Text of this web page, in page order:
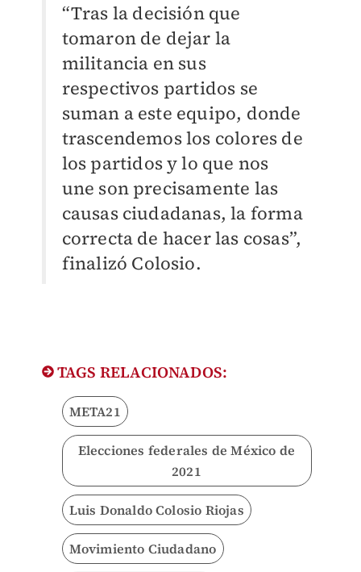
“Tras la decisión que
tomaron de dejar la
militancia en sus
respectivos partidos se
suman a este equipo, donde
trascendemos los colores de
los partidos y lo que nos
une son precisamente las
causas ciudadanas, la forma
correcta de hacer las cosas”,
finalizó Colosio.
TAGS RELACIONADOS:
META21
Elecciones federales de México de
2021
Luis Donaldo Colosio Riojas
Movimiento Ciudadano